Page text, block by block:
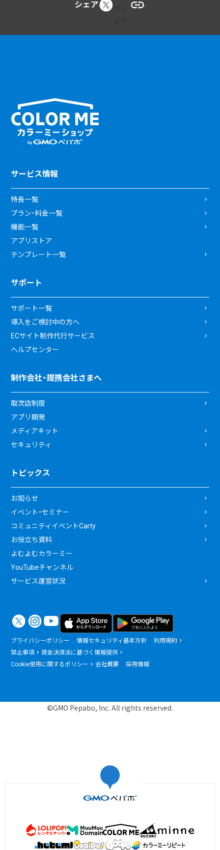
シェア
サービス情報
特長一覧
プラン・料金一覧
機能一覧
アプリストア
テンプレート一覧
サポート
サポート一覧
導入をご検討中の方へ
ECサイト制作代行サービス
ヘルプセンター
制作会社・提携会社さまへ
取次店制度
アプリ開発
メディアキット
セキュリティ
トピックス
お知らせ
イベント・セミナー
コミュニティイベントCarty
お役立ち資料
よむよむカラーミー
YouTubeチャンネル
サービス運営状況
プライバシーポリシー 情報セキュリティ基本方針
利用規約
禁止事項
資金決済法に基づく情報提供
Cookie使用に関するポリシー
会社概要 採用情報
©GMO Pepabo, Inc. All rights reserved.